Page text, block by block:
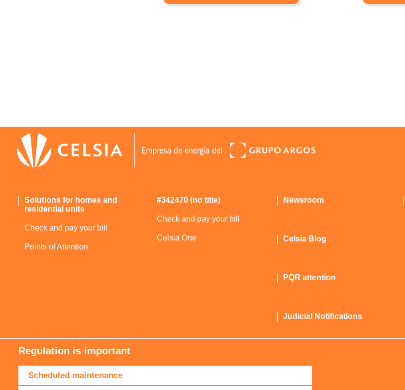
Solutions for homes and
residential units
Check and pay your bill
Points of Attention
#342470 (no title)
Check and pay your bill
Celsia One
Newsroom
Celsia Blog
PQR attention
Judicial Notifications
Regulation is important
Scheduled maintenance